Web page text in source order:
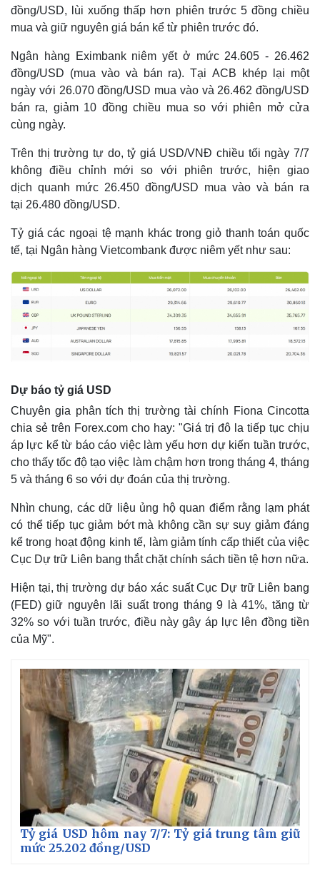
Kinh tế
Khởi nghiệp
Thị trường
Tiêu dùng
Tỷ giá
Chứng khoán
Giá cà phê
đồng/USD, lùi xuống thấp hơn phiên trước 5 đồng chiều
mua và giữ nguyên giá bán kể từ phiên trước đó.
Ngân hàng Eximbank niêm yết ở mức 24.605 - 26.462
đồng/USD (mua vào và bán ra). Tại ACB khép lại một
ngày với 26.070 đồng/USD mua vào và 26.462 đồng/USD
bán ra, giảm 10 đồng chiều mua so với phiên mở cửa
cùng ngày.
Trên thị trường tự do, tỷ giá USD/VNĐ chiều tối ngày 7/7
không điều chỉnh mới so với phiên trước, hiện giao
dịch quanh mức 26.450 đồng/USD mua vào và bán ra
tại 26.480 đồng/USD.
Tỷ giá các ngoại tệ mạnh khác trong giỏ thanh toán quốc
tế, tại Ngân hàng Vietcombank được niêm yết như sau:
Dự báo tỷ giá USD
Chuyên gia phân tích thị trường tài chính Fiona Cincotta
chia sẻ trên Forex.com cho hay: "Giá trị đô la tiếp tục chịu
áp lực kể từ báo cáo việc làm yếu hơn dự kiến ​​tuần trước,
cho thấy tốc độ tạo việc làm chậm hơn trong tháng 4, tháng
5 và tháng 6 so với dự đoán của thị trường.
Nhìn chung, các dữ liệu ủng hộ quan điểm rằng lạm phát
có thể tiếp tục giảm bớt mà không cần sự suy giảm đáng
kể trong hoạt động kinh tế, làm giảm tính cấp thiết của việc
Cục Dự trữ Liên bang thắt chặt chính sách tiền tệ hơn nữa.
Hiện tại, thị trường dự báo xác suất Cục Dự trữ Liên bang
(FED) giữ nguyên lãi suất trong tháng 9 là 41%, tăng từ
32% so với tuần trước, điều này gây áp lực lên đồng tiền
của Mỹ".
Tỷ giá USD hôm nay 7/7: Tỷ giá trung tâm giữ
mức 25.202 đồng/USD